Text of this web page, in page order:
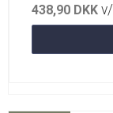
438,90 DKK